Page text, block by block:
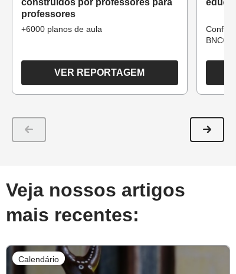
construídos por professores para
professores
+6000 planos de aula
VER REPORTAGEM
Confira
BNCC
Veja nossos artigos
mais recentes:
Calendário